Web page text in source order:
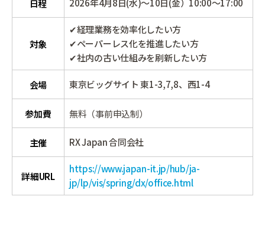
日程 2026年4月8日(水)～10日(金）10:00～17:00
対象
✔経理業務を効率化したい方
✔ペーパーレス化を推進したい方
✔社内の古い仕組みを刷新したい方
会場 東京ビッグサイト 東1-3,7,8、西1-4
参加費 無料（事前申込制）
主催 RX Japan 合同会社
詳細URL
https://www.japan-it.jp/hub/ja-
jp/lp/vis/spring/dx/office.html